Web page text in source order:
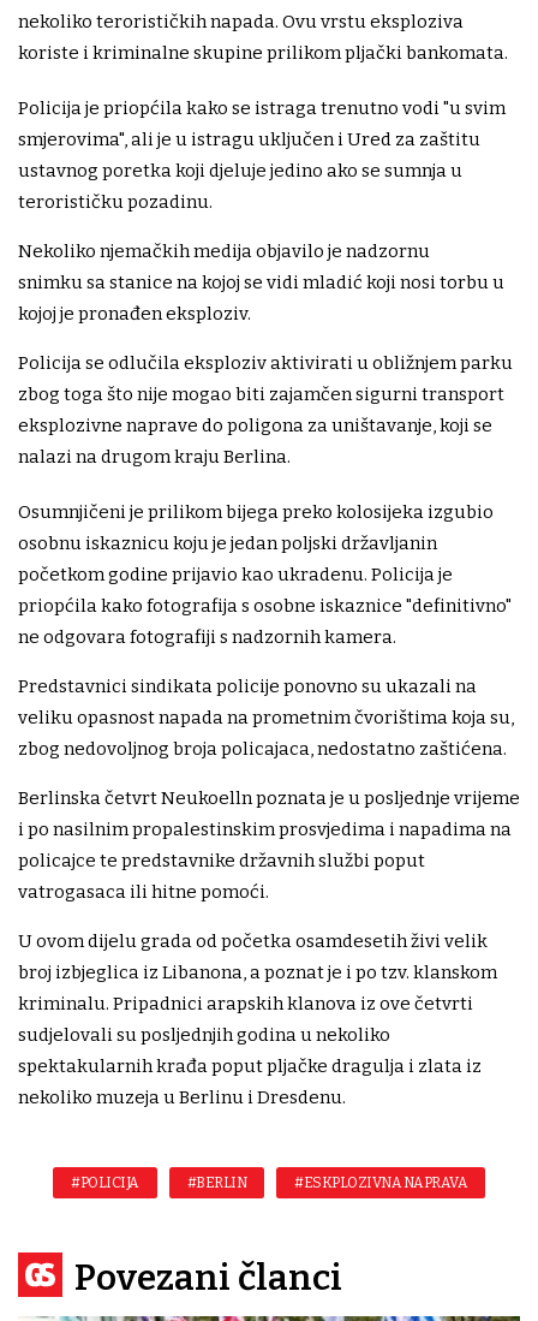
nekoliko terorističkih napada. Ovu vrstu eksploziva
koriste i kriminalne skupine prilikom pljački bankomata.
Policija je priopćila kako se istraga trenutno vodi "u svim
smjerovima", ali je u istragu uključen i Ured za zaštitu
ustavnog poretka koji djeluje jedino ako se sumnja u
terorističku pozadinu.
Nekoliko njemačkih medija objavilo je nadzornu
snimku sa stanice na kojoj se vidi mladić koji nosi torbu u
kojoj je pronađen eksploziv.
Policija se odlučila eksploziv aktivirati u obližnjem parku
zbog toga što nije mogao biti zajamčen sigurni transport
eksplozivne naprave do poligona za uništavanje, koji se
nalazi na drugom kraju Berlina.
Osumnjičeni je prilikom bijega preko kolosijeka izgubio
osobnu iskaznicu koju je jedan poljski državljanin
početkom godine prijavio kao ukradenu. Policija je
priopćila kako fotografija s osobne iskaznice "definitivno"
ne odgovara fotografiji s nadzornih kamera.
Predstavnici sindikata policije ponovno su ukazali na
veliku opasnost napada na prometnim čvorištima koja su,
zbog nedovoljnog broja policajaca, nedostatno zaštićena.
Berlinska četvrt Neukoelln poznata je u posljednje vrijeme
i po nasilnim propalestinskim prosvjedima i napadima na
policajce te predstavnike državnih službi poput
vatrogasaca ili hitne pomoći.
U ovom dijelu grada od početka osamdesetih živi velik
broj izbjeglica iz Libanona, a poznat je i po tzv. klanskom
kriminalu. Pripadnici arapskih klanova iz ove četvrti
sudjelovali su posljednjih godina u nekoliko
spektakularnih krađa poput pljačke dragulja i zlata iz
nekoliko muzeja u Berlinu i Dresdenu.
#POLICIJA #BERLIN #ESKPLOZIVNA NAPRAVA
Povezani članci